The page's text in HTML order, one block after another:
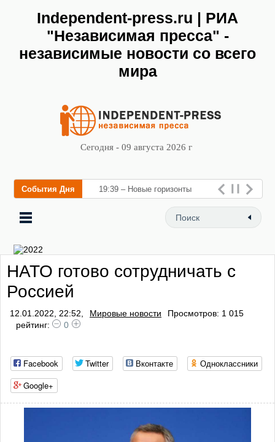
Independent-press.ru | РИА
"Независимая пресса" -
независимые новости со всего
мира
Сегодня - 09 августа 2026 г
События Дня 19:39 – Новые горизонты
флебологии: в Москве
открылся «Городской центр
НАТО готово сотрудничать с
Россией
12.01.2022, 22:52, Мировые новости
Просмотров: 1 015
рейтинг:
0
Facebook Twitter Вконтакте
Одноклассники
Google+